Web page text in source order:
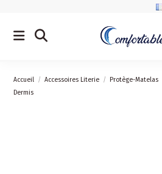
Accueil Accessoires Literie Protège-Matelas
Dermis